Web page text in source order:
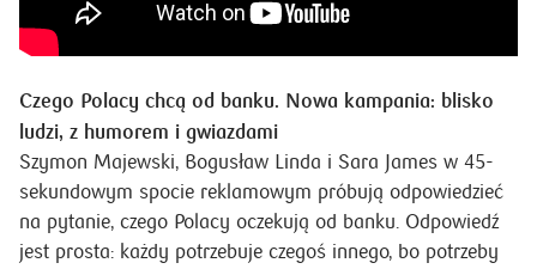
Czego Polacy chcą od banku. Nowa kampania: blisko
ludzi, z humorem i gwiazdami
Szymon Majewski, Bogusław Linda i Sara James w 45-
sekundowym spocie reklamowym próbują odpowiedzieć
na pytanie, czego Polacy oczekują od banku. Odpowiedź
jest prosta: każdy potrzebuje czegoś innego, bo potrzeby